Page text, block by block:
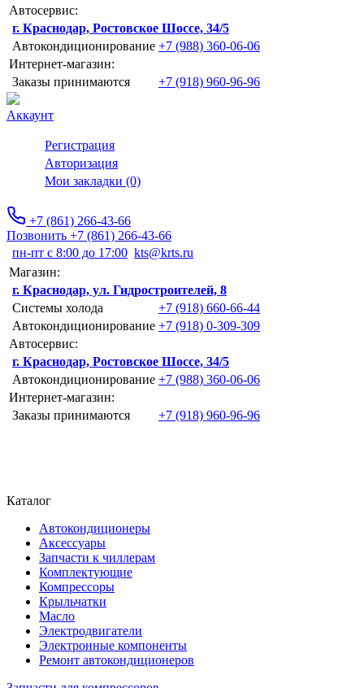
Автосервис:
г. Краснодар, Ростовское Шоссе, 34/5
Автокондиционирование +7 (988) 360-06-06
Интернет-магазин:
Заказы принимаются
+7 (918) 960-96-96
Аккаунт
Регистрация
Авторизация
Мои закладки (0)
+7 (861) 266-43-66
Позвонить +7 (861) 266-43-66
пн-пт с 8:00 до 17:00 kts@krts.ru
Магазин:
г. Краснодар, ул. Гидростроителей, 8
Системы холода
+7 (918) 660-66-44
Автокондиционирование +7 (918) 0-309-309
Автосервис:
г. Краснодар, Ростовское Шоссе, 34/5
Автокондиционирование +7 (988) 360-06-06
Интернет-магазин:
Заказы принимаются
+7 (918) 960-96-96
Каталог
Автокондиционеры
Аксессуары
Запчасти к чиллерам
Комплектующие
Компрессоры
Крыльчатки
Масло
Электродвигатели
Электронные компоненты
Ремонт автокондиционеров